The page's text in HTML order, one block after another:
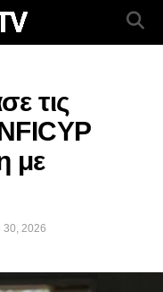
τις
με
30, 2026